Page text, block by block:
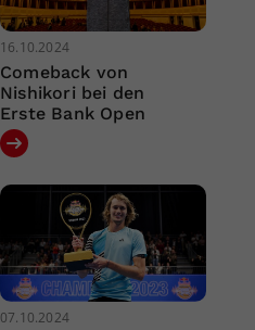
16.10.2024
Comeback von
Nishikori bei den
Erste Bank Open
07.10.2024